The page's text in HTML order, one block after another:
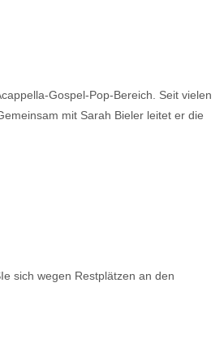
Gospel-Pop-Bereich. Seit vielen
mit Sarah Bieler leitet er die
sich wegen Restplätzen an den